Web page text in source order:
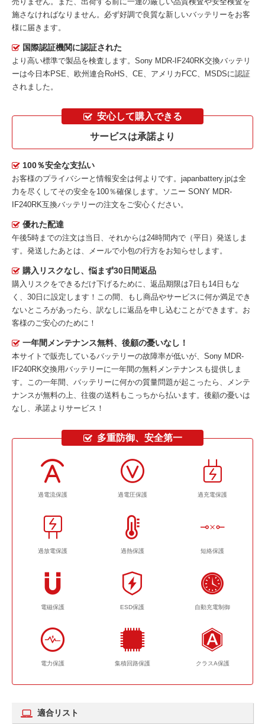
施さなければなりません。必ず好調で良質な新しいバッテリーをお客
様に届きます。
国際認証機関に認証された
より高い標準で製品を検査します。Sony MDR-IF240RK交換バッテリ
ーは今日本PSE、欧州連合RoHS、CE、アメリカFCC、MSDSに認証
されました。
安心して購入できる
サービスは承諾より
100％安全な支払い
お客様のプライバシーと情報安全は何よりです。japanbattery.jpは全
力を尽くしてその安全を100％確保します。
ソニー SONY MDR-
IF240RK互換バッテリーの注文をご安心ください。
優れた配達
午後5時までの注文は当日、それからは24時間内で（平日）発送しま
す。発送したあとは、メールで小包の行方をお知らせします。
購入リスクなし、悩まず30日間返品
購入リスクをできるだけ下げるために、返品期限は7日も14日もな
く、30日に設定します！この間、もし商品やサービスに何か満足でき
ないところがあったら、訳なしに返品を申し込むことができます。お
客様のご安心のために！
一年間メンテナンス無料、後顧の憂いなし！
本サイトで販売しているバッテリーの故障率が低いが、 Sony MDR-
IF240RK交換用バッテリーに一年間の無料メンテナンスも提供しま
す。この一年間、バッテリーに何かの質量問題が起こったら、メンテ
ナンスが無料の上、往復の送料もこっちから払います。後顧の憂いは
なし、承諾よりサービス！
多重防御、安全第一
過電流保護 過電圧保護 過充電保護
過放電保護 過熱保護 短絡保護
電磁保護 ESD保護 自動充電制御
電力保護 集積回路保護 クラスA保護
適合リスト